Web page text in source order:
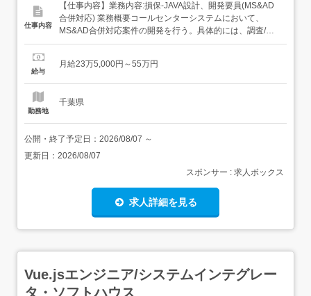
仕事内容
【仕事内容】業務内容:損保-JAVA設計、開発要員(MS&AD
合併対応) 業務概要コールセンターシステムにおいて、
MS&AD合併対応案件の開発を行う。具体的には、調査/設
計～製造/単体～結合テストを担当。環境はJAVA開発。担
系(開発)] 基本設計、詳細設計、プログラミング、評価・テ
給与
月給23万5,000円～55万円
勤務地
千葉県
公開・終了予定日： 2026/08/07 ～
更新日： 2026/08/07
スポンサー : 求人ボックス
求人詳細を見る
Vue.jsエンジニア/システムインテグレー
タ・ソフトハウス